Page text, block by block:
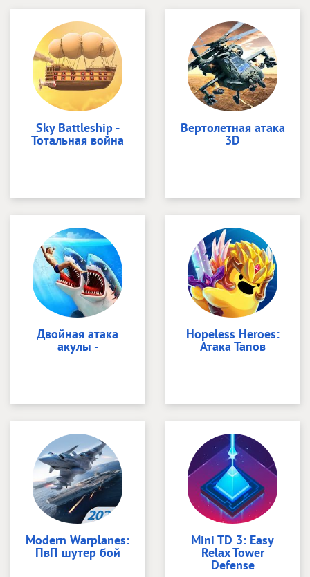
Sky Battleship -
Тотальная война
Вертолетная атака
3D
Двойная атака
акулы -
Hopeless Heroes:
Атака Тапов
Modern Warplanes:
ПвП шутер бой
Mini TD 3: Easy
Relax Tower
Defense